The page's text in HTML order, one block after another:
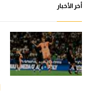
أخر الأخبار